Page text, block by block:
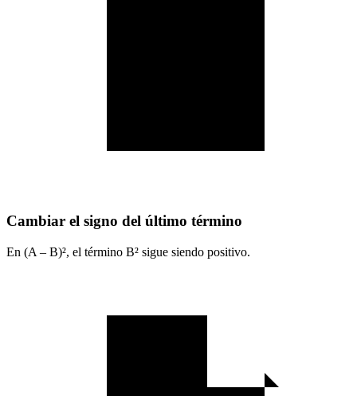
Cambiar el signo del último término
En (A – B)², el término B² sigue siendo positivo.